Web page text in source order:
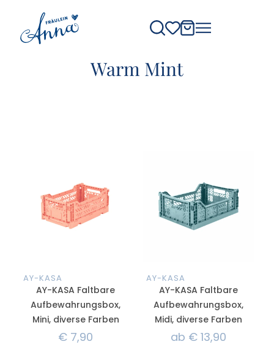
Warm Mint
AY-KASA
AY-KASA Faltbare
Aufbewahrungsbox,
Mini, diverse Farben
€ 7,90
AY-KASA
AY-KASA Faltbare
Aufbewahrungsbox,
Midi, diverse Farben
ab € 13,90